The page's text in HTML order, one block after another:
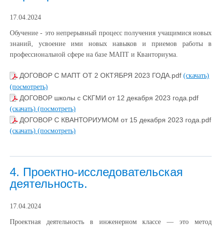
17.04.2024
Обучение - это непрерывный процесс получения учащимися новых
знаний, усвоение ими новых навыков и приемов работы в
профессиональной сфере на базе МАПТ и Кванториума.
ДОГОВОР С МАПТ ОТ 2 ОКТЯБРЯ 2023 ГОДА.pdf (скачать)
(посмотреть)
ДОГОВОР школы с СКГМИ от 12 декабря 2023 года.pdf
(скачать) (посмотреть)
ДОГОВОР С КВАНТОРИУМОМ от 15 декабря 2023 года.pdf
(скачать) (посмотреть)
4. Проектно-исследовательская
деятельность.
17.04.2024
Проектная деятельность в инженерном классе — это метод